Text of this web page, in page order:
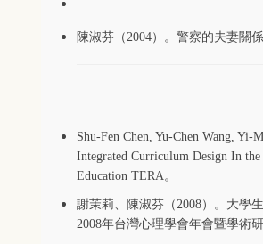
陳淑芬（2004）。警察的夫妻關
Shu-Fen Chen, Yu-Chen Wang,
Integrated Curriculum Design In
Education TERA。
謝茉莉、陳淑芬（2008）。大學
2008年台灣心理學會年會暨學術